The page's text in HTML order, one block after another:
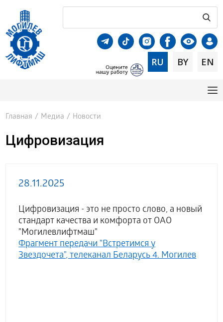
RU BY EN
Главная / Медиа / Новости
Цифровизация
28.11.2025
Цифровизация - это не просто слово, а новый
стандарт качества и комфорта от ОАО
"Могилевлифтмаш"
Фрагмент передачи "Встретимся у
Звездочета", телеканал Беларусь 4. Могилев